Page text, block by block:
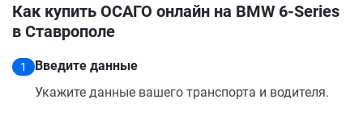
Как купить ОСАГО онлайн на BMW 6-Series
в Ставрополе
1
Введите данные
Укажите данные вашего транспорта и водителя.